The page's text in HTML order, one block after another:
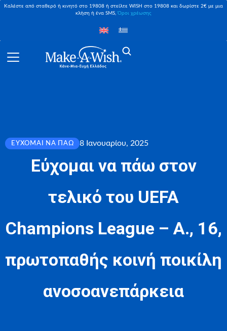
Καλέστε από σταθερό ή κινητό στο 19808 ή στείλτε WISH στο 19808 και δωρίστε 2€ με μια
κλήση ή ένα SMS,Όροι χρέωσης
ΕΎΧΟΜΑΙ ΝΑ ΠΆΩ 8 Ιανουαρίου, 2025
Εύχομαι να πάω στον
τελικό του UEFA
Champions League – Α., 16,
πρωτοπαθής κοινή ποικίλη
ανοσοανεπάρκεια